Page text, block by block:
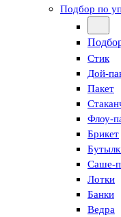
Подбор по
Стик
Дой-
Пакет
Флоу-
Брикет
Саше-
Лотки
Банки
Ведра